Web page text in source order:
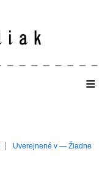
≡
Uverejnené v — Žiadne